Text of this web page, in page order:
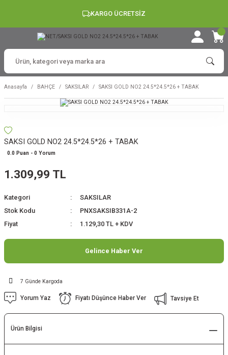
KARGO ÜCRETSİZ
Anasayfa BAHÇE SAKSILAR SAKSI GOLD NO2 24.5*24.5*26 + TABAK
SAKSI GOLD NO2 24.5*24.5*26 + TABAK
0.0 Puan - 0 Yorum
1.309,99 TL
Kategori
SAKSILAR
Stok Kodu
PNXSAKSIB331A-2
Fiyat
1.129,30 TL + KDV
Gelince Haber Ver
7 Günde Kargoda
Yorum Yaz Fiyatı Düşünce Haber Ver Tavsiye Et
Ürün Bilgisi